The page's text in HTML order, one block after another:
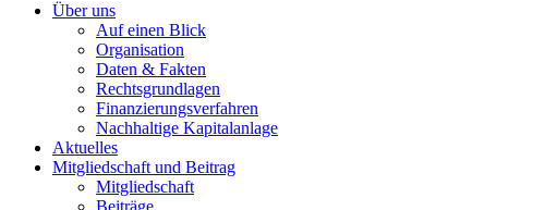
Über uns
Auf einen Blick
Organisation
Daten & Fakten
Rechtsgrundlagen
Finanzierungsverfahren
Nachhaltige Kapitalanlage
Aktuelles
Mitgliedschaft und Beitrag
Mitgliedschaft